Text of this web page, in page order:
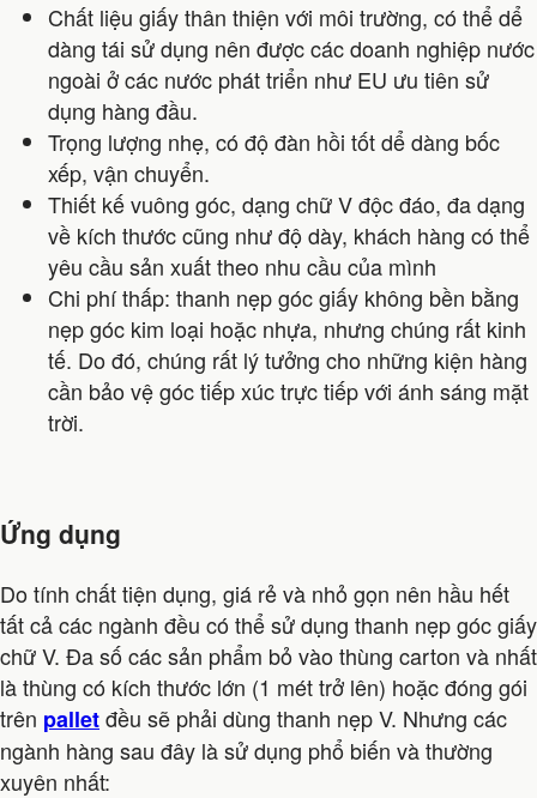
Chất liệu giấy thân thiện với môi trường, có thể dể
dàng tái sử dụng nên được các doanh nghiệp nước
ngoài ở các nước phát triển như EU ưu tiên sử
dụng hàng đầu.
Trọng lượng nhẹ, có độ đàn hồi tốt dể dàng bốc
xếp, vận chuyển.
Thiết kế vuông góc, dạng chữ V độc đáo, đa dạng
về kích thước cũng như độ dày, khách hàng có thể
yêu cầu sản xuất theo nhu cầu của mình
Chi phí thấp: thanh nẹp góc giấy không bền bằng
nẹp góc kim loại hoặc nhựa, nhưng chúng rất kinh
tế. Do đó, chúng rất lý tưởng cho những kiện hàng
cần bảo vệ góc tiếp xúc trực tiếp với ánh sáng mặt
trời.
Ứng dụng
Do tính chất tiện dụng, giá rẻ và nhỏ gọn nên hầu hết
tất cả các ngành đều có thể sử dụng thanh nẹp góc giấy
chữ V. Đa số các sản phẩm bỏ vào thùng carton và nhất
là thùng có kích thước lớn (1 mét trở lên) hoặc đóng gói
trên palletđều sẽ phải dùng thanh nẹp V. Nhưng các
ngành hàng sau đây là sử dụng phổ biến và thường
xuyên nhất: